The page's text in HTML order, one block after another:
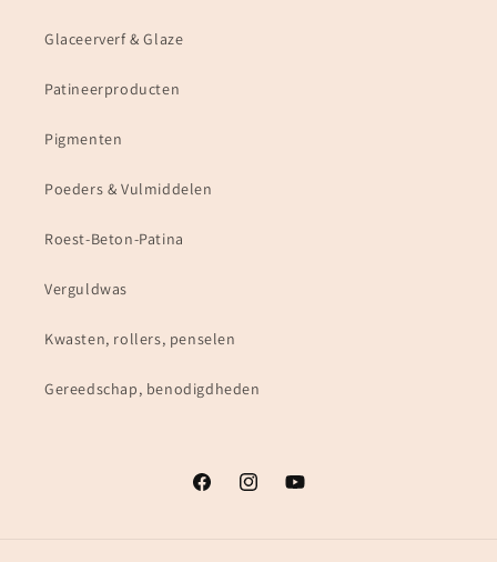
Glaceerverf & Glaze
Patineerproducten
Pigmenten
Poeders & Vulmiddelen
Roest-Beton-Patina
Verguldwas
Kwasten, rollers, penselen
Gereedschap, benodigdheden
FacebookInstagramYouTube